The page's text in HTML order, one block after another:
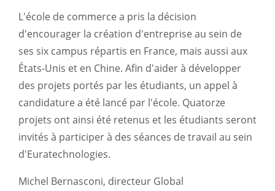
L'école de commerce a pris la décision
d'encourager la création d'entreprise au sein de
ses six campus répartis en France, mais aussi aux
États-Unis et en Chine. Afin d'aider à développer
des projets portés par les étudiants, un appel à
candidature a été lancé par l'école. Quatorze
projets ont ainsi été retenus et les étudiants seront
invités à participer à des séances de travail au sein
d'Euratechnologies.
Michel Bernasconi, directeur Global